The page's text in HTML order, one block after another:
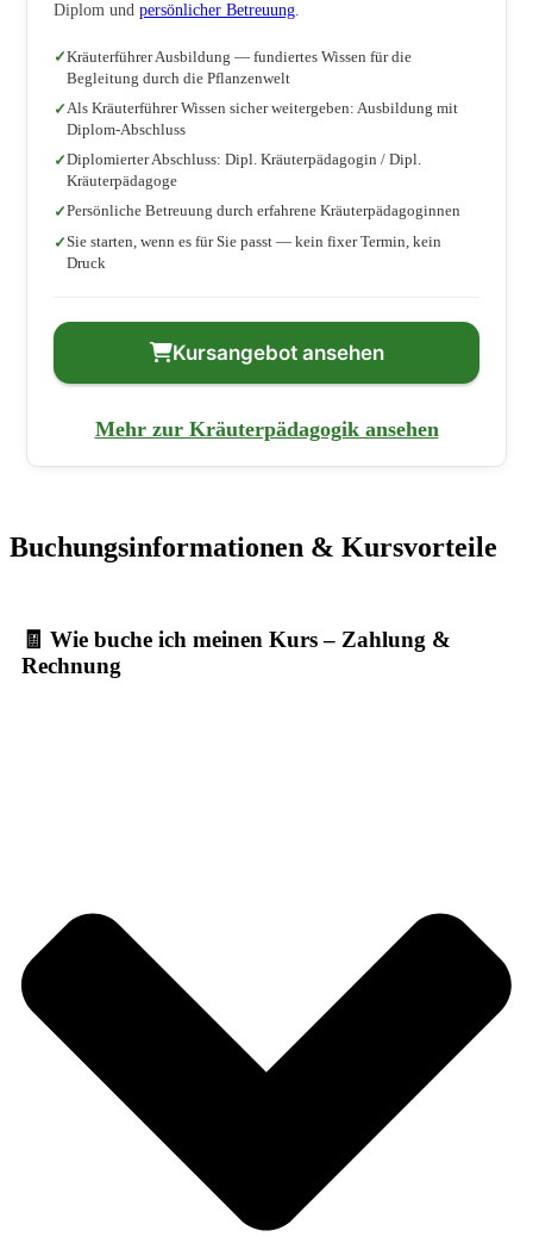
Diplom und persönlicher Betreuung
Kräuterführer Ausbildung — fundiertes Wissen für die
Begleitung durch die Pflanzenwelt
Als Kräuterführer Wissen sicher weitergeben: Ausbildung mit
Diplom-Abschluss
Diplomierter Abschluss: Dipl. Kräuterpädagogin / Dipl.
Kräuterpädagoge
Persönliche Betreuung durch erfahrene Kräuterpädagoginnen
Sie starten, wenn es für Sie passt — kein fixer Termin, kein
Druck
Kursangebot ansehen
Mehr zur Kräuterpädagogik ansehen
Buchungsinformationen & Kursvorteile
🧾 Wie buche ich meinen Kurs – Zahlung &
Rechnung